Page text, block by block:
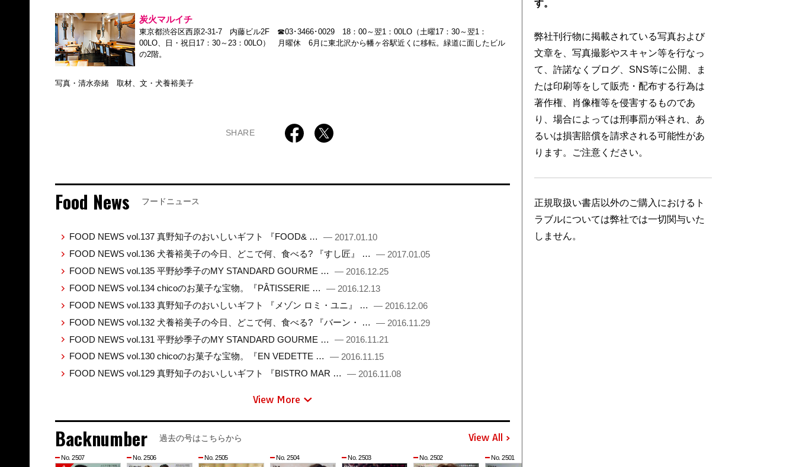
炭火マルイチ
東京都渋谷区西原2-31-7 内藤ビル2F ☎03･3466･0029 18：00～翌1：00LO（土曜17：30～翌1：
00LO、日・祝日17：30～23：00LO） 月曜休 6月に東北沢から幡ヶ谷駅近くに移転。緑道に面したビル
の2階。
写真・清水奈緒 取材、文・犬養裕美子
SHARE
Food News フードニュース
FOOD NEWS vol.137 真野知子のおいしいギフト 『FOOD& …
— 2017.01.10
FOOD NEWS vol.136 犬養裕美子の今日、どこで何、食べる? 『すし匠』 …
— 2017.01.05
FOOD NEWS vol.135 平野紗季子のMY STANDARD GOURME …
— 2016.12.25
FOOD NEWS vol.134 chicoのお菓子な宝物。『PÂTISSERIE …
— 2016.12.13
FOOD NEWS vol.133 真野知子のおいしいギフト 『メゾン ロミ・ユニ』 …
— 2016.12.06
FOOD NEWS vol.132 犬養裕美子の今日、どこで何、食べる? 『バーン・ …
— 2016.11.29
FOOD NEWS vol.131 平野紗季子のMY STANDARD GOURME …
— 2016.11.21
FOOD NEWS vol.130 chicoのお菓子な宝物。『EN VEDETTE …
— 2016.11.15
FOOD NEWS vol.129 真野知子のおいしいギフト 『BISTRO MAR …
— 2016.11.08
View More
Backnumber 過去の号はこちらから View All
No. 2507 No. 2506 No. 2505 No. 2504 No. 2503 No. 2502 No. 2501
す。
弊社刊行物に掲載されている写真および
文章を、写真撮影やスキャン等を行なっ
て、許諾なくブログ、SNS等に公開、ま
たは印刷等をして販売・配布する行為は
著作権、肖像権等を侵害するものであ
り、場合によっては刑事罰が科され、あ
るいは損害賠償を請求される可能性があ
ります。ご注意ください。
正規取扱い書店以外のご購入におけるト
ラブルについては弊社では一切関与いた
しません。